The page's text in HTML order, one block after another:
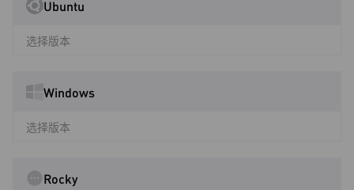
Ubuntu
选择版本
Windows
选择版本
Rocky